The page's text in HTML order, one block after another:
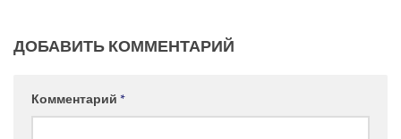
ДОБАВИТЬ КОММЕНТАРИЙ
Комментарий *